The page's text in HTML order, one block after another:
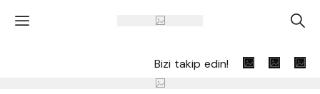
' A
Bizi takip edin!